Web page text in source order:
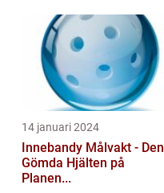
14 januari 2024
Innebandy Målvakt - Den
Gömda Hjälten på
Planen...